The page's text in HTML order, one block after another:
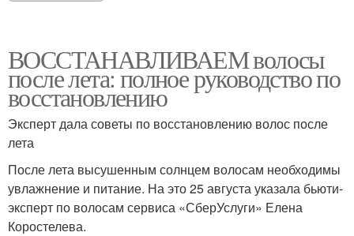
ВОССТАНАВЛИВАЕМ волосы
после лета: полное руководство по
восстановлению
Эксперт дала советы по восстановлению волос после
лета
После лета высушенным солнцем волосам необходимы
увлажнение и питание. На это 25 августа указала бьюти-
эксперт по волосам сервиса «СберУслуги» Елена
Коростелева.